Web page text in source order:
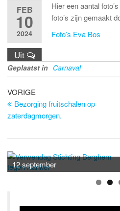
FEB
10
2024
Uit
Hier een aantal
foto’s zijn gemaakt
Foto’s Eva Bos
Geplaatst in Carnaval
Bericht
navigatie
Vorig
bericht
VORIGE
Bezorging fruitschalen op
zaterdagmorgen.
12 september